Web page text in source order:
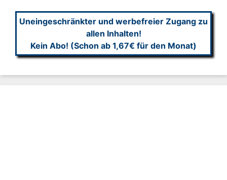
Uneingeschränkter und werbefreier Zugang zu
allen Inhalten!
Kein Abo! (Schon ab 1,67€ für den Monat)